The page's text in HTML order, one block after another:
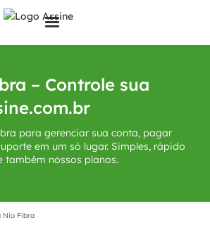
– Controle sua
para gerenciar sua conta, pagar
em um só lugar. Simples, rápido
também nossos planos.
Nio Fibra